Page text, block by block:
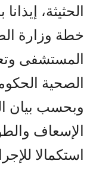
الحثيثة،
خطة وزارة
المستشفى
الصحية
وبحسب بيان
الإسعاف
استكمالا